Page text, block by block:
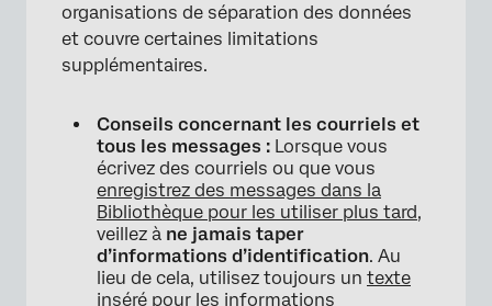
organisations de séparation des données
et couvre certaines limitations
supplémentaires.
Conseils concernant les courriels et
tous les messages : Lorsque vous
écrivez des courriels ou que vous
enregistrez des messages dans la
Bibliothèque pour les utiliser plus tard,
veillez à ne jamais taper
d’informations d’identification. Au
lieu de cela, utilisez toujours un texte
inséré pour les informations